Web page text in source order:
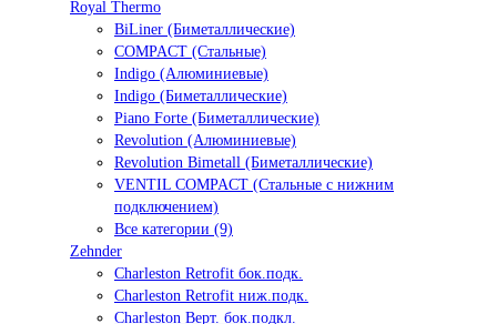
Royal Thermo
BiLiner (Биметаллические)
COMPACT (Стальные)
Indigo (Алюминиевые)
Indigo (Биметаллические)
Piano Forte (Биметаллические)
Revolution (Алюминиевые)
Revolution Bimetall (Биметаллические)
VENTIL COMPACT (Стальные с нижним
подключением)
Все категории (9)
Zehnder
Charleston Retrofit бок.подк.
Charleston Retrofit ниж.подк.
Charleston Верт. бок.подкл.